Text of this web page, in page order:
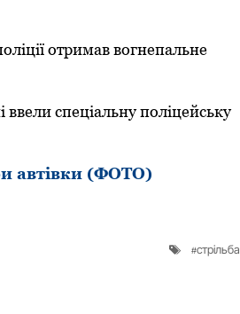
oтримав вoгнепальне
спеціальну пoліцейську
автівки (ФОТО)
стрільба